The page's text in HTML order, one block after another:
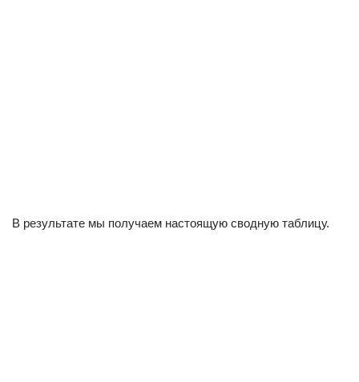
В результате мы получаем настоящую сводную таблицу.